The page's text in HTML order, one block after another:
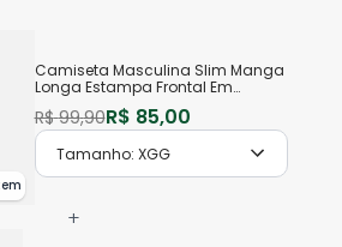
Camiseta Masculina Slim Manga
Longa Estampa Frontal Em
R$ 99,90R$ 85,00
Tamanho: XGG
+